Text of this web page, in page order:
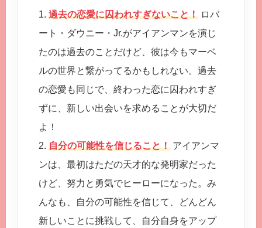
1. 過去の恋愛に囚われすぎないこと！ ロバ
ート・ダウニー・Jr.がアイアンマンを演じ
たのは過去のことだけど、彼は今もマーベ
ルの世界と繋がってるかもしれない。過去
の恋愛も同じで、終わった恋に囚われすぎ
ずに、新しい出会いを求めることが大切だ
よ！
2. 自分の可能性を信じること！ アイアンマ
ンは、最初はただの天才的な発明家だった
けど、努力と勇気でヒーローになった。み
んなも、自分の可能性を信じて、どんどん
新しいことに挑戦して、自分自身をアップ